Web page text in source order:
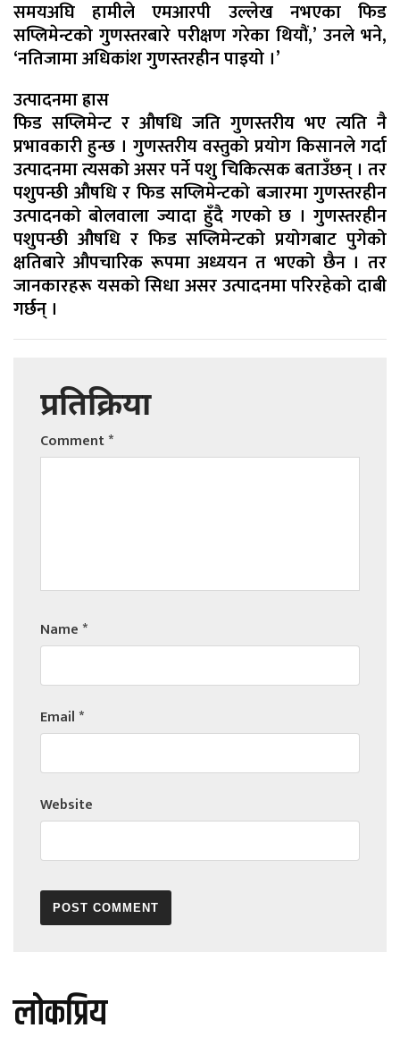
समयअघि हामीले एमआरपी उल्लेख नभएका फिड
सप्लिमेन्टको गुणस्तरबारे परीक्षण गरेका थियौं,’ उनले भने,
‘नतिजामा अधिकांश गुणस्तरहीन पाइयो ।’
उत्पादनमा ह्रास
फिड सप्लिमेन्ट र औषधि जति गुणस्तरीय भए त्यति नै
प्रभावकारी हुन्छ । गुणस्तरीय वस्तुको प्रयोग किसानले गर्दा
उत्पादनमा त्यसको असर पर्ने पशु चिकित्सक बताउँछन् । तर
पशुपन्छी औषधि र फिड सप्लिमेन्टको बजारमा गुणस्तरहीन
उत्पादनको बोलवाला ज्यादा हुँदै गएको छ । गुणस्तरहीन
पशुपन्छी औषधि र फिड सप्लिमेन्टको प्रयोगबाट पुगेको
क्षतिबारे औपचारिक रूपमा अध्ययन त भएको छैन । तर
जानकारहरू यसको सिधा असर उत्पादनमा परिरहेको दाबी
गर्छन् ।
प्रतिक्रिया
Comment*
Name*
Email*
Website
लोकप्रिय